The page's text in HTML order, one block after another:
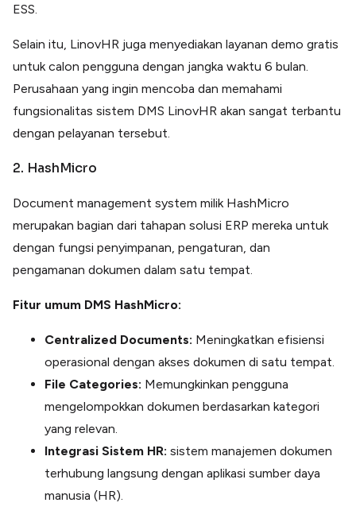
ESS.
Selain itu, LinovHR juga menyediakan layanan demo gratis
untuk calon pengguna dengan jangka waktu 6 bulan.
Perusahaan yang ingin mencoba dan memahami
fungsionalitas sistem DMS LinovHR akan sangat terbantu
dengan pelayanan tersebut.
2. HashMicro
Document management system milik HashMicro
merupakan bagian dari tahapan solusi ERP mereka untuk
dengan fungsi penyimpanan, pengaturan, dan
pengamanan dokumen dalam satu tempat.
Fitur umum DMS HashMicro:
Centralized Documents: Meningkatkan efisiensi
operasional dengan akses dokumen di satu tempat.
File Categories: Memungkinkan pengguna
mengelompokkan dokumen berdasarkan kategori
yang relevan.
Integrasi Sistem HR: sistem manajemen dokumen
terhubung langsung dengan aplikasi sumber daya
manusia (HR).